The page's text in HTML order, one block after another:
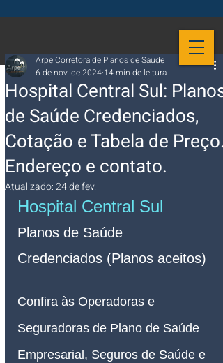
Hospital Central Sul: Planos
de Saúde Credenciados,
Cotação e Tabela de Preço.
Endereço e contato.
Arpe Corretora de Planos de Saúde
6 de nov. de 2024 14 min de leitura
Atualizado:24 de fev.
Hospital Central Sul
Planos de Saúde
Credenciados (Planos aceitos)
Confira às Operadoras e
Seguradoras de Plano de Saúde
Empresarial, Seguros de Saúde e